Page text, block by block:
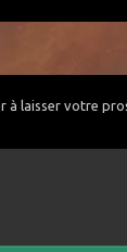
laisser votre